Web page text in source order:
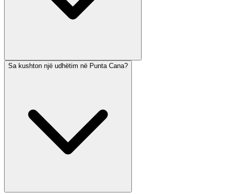
Sa kushton një udhëtim në Punta Cana?